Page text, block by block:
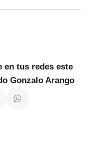
en tus redes este
Gonzalo Arango